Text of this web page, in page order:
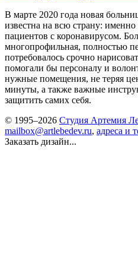
В марте 2020 года новая
известна на всю страну:
пациентов с коронавирусом.
многопрофильная, полностью
потребовалось срочно
помогали бы персоналу и
нужные помещения, не теряя
минуты, а также важные
защитить самих себя.
© 1995–2026 Студия Артемия
mailbox@artlebedev.ru, адреса и
Заказать дизайн...